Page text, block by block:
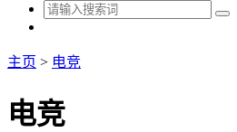
主页 > 电竞
电竞